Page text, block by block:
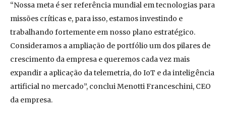
“Nossa meta é ser referência mundial em tecnologias para
missões críticas e, para isso, estamos investindo e
trabalhando fortemente em nosso plano estratégico.
Consideramos a ampliação de portfólio um dos pilares de
crescimento da empresa e queremos cada vez mais
expandir a aplicação da telemetria, do IoT e da inteligência
artificial no mercado”, conclui Menotti Franceschini, CEO
da empresa.